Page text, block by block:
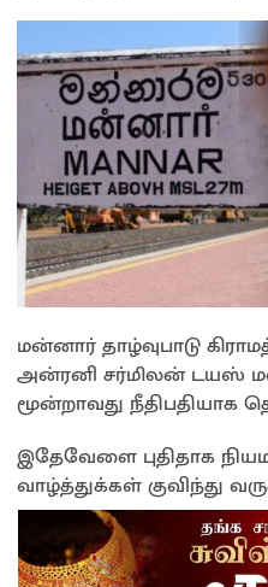
மன்னார் தாழ்வுபாடு
அன்ரனி சர்மிலன் டயஸ்
மூன்றாவது நீதிபதியாக
இதேவேளை புதிதாக
வாழ்த்துக்கள் குவிந்து